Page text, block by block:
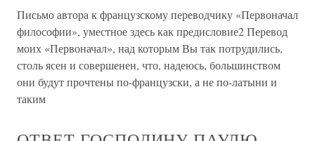
Письмо автора к французскому переводчику «Первоначал
философии», уместное здесь как предисловие2 Перевод
моих «Первоначал», над которым Вы так потрудились,
столь ясен и совершенен, что, надеюсь, большинством
они будут прочтены по-французски, а не по-латыни и
таким